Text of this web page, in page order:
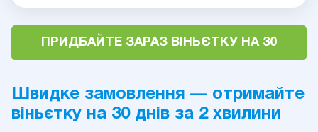
ПРИДБАЙТЕ ЗАРАЗ ВІНЬЄТКУ НА 30
Швидке замовлення — отримайте
віньєтку на 30 днів за 2 хвилини